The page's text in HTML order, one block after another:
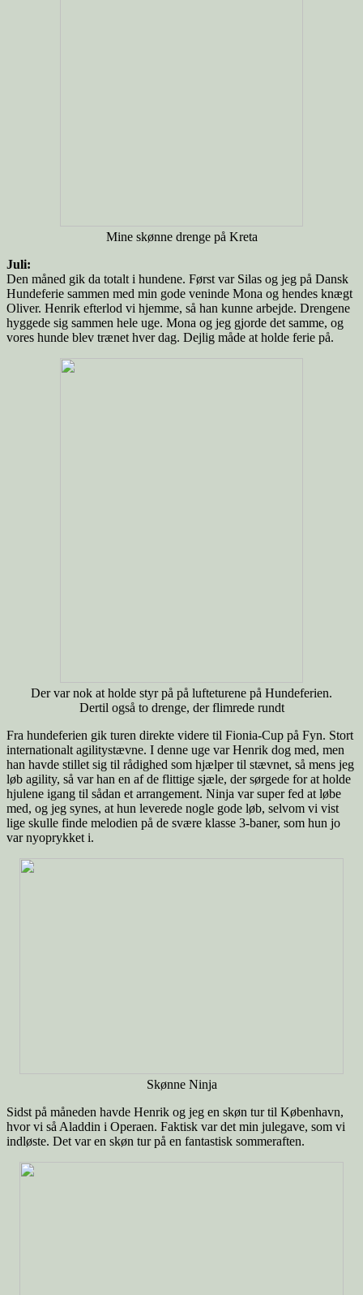
Mine skønne drenge på Kreta
Juli:
Den måned gik da totalt i hundene. Først var Silas og jeg på Dansk
Hundeferie sammen med min gode veninde Mona og hendes knægt
Oliver. Henrik efterlod vi hjemme, så han kunne arbejde. Drengene
hyggede sig sammen hele uge. Mona og jeg gjorde det samme, og
vores hunde blev trænet hver dag. Dejlig måde at holde ferie på.
Der var nok at holde styr på på lufteturene på Hundeferien.
Dertil også to drenge, der flimrede rundt
Fra hundeferien gik turen direkte videre til Fionia-Cup på Fyn. Stort
internationalt agilitystævne. I denne uge var Henrik dog med, men
han havde stillet sig til rådighed som hjælper til stævnet, så mens jeg
løb agility, så var han en af de flittige sjæle, der sørgede for at holde
hjulene igang til sådan et arrangement. Ninja var super fed at løbe
med, og jeg synes, at hun leverede nogle gode løb, selvom vi vist
lige skulle finde melodien på de svære klasse 3-baner, som hun jo
var nyoprykket i.
Skønne Ninja
Sidst på måneden havde Henrik og jeg en skøn tur til København,
hvor vi så Aladdin i Operaen. Faktisk var det min julegave, som vi
indløste. Det var en skøn tur på en fantastisk sommeraften.